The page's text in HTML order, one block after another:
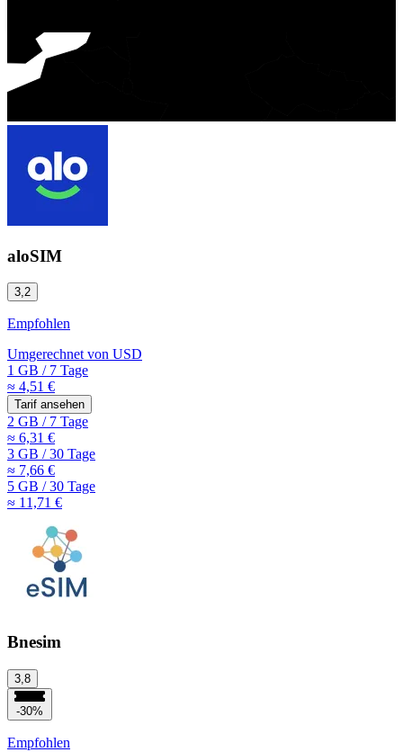
aloSIM
3,2
Empfohlen
Umgerechnet von USD
1 GB /7 Tage
≈ 4,51 €
Tarif ansehen
2 GB /7 Tage
≈ 6,31 €
3 GB /30 Tage
≈ 7,66 €
5 GB /30 Tage
≈ 11,71 €
Bnesim
3,8
-30%
Empfohlen